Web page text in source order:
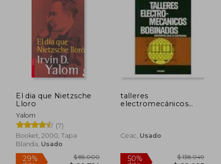
10%
dcto. $ 53.910
29%
dcto.
El dia que Nietzsche
Lloro
Yalom
(7)
Booket, 2000, Tapa
Blanda, Usado
talleres
electromecánicos
Ceac, Usado